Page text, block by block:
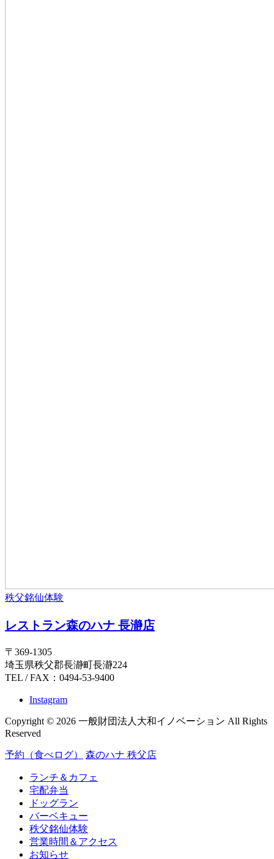
秩父銘仙体験
レストラン森のハナ 長瀞店
〒369-1305
埼玉県秩父郡長瀞町長瀞224
TEL / FAX：0494-53-9400
Instagram
Copyright © 2026 一般財団法人大和イノベーション All Rights
Reserved
予約（食べログ） 森のハナ 秩父店
ランチ＆カフェ
宅配弁当
ドッグラン
バーベキュー
秩父銘仙体験
営業時間＆アクセス
お知らせ